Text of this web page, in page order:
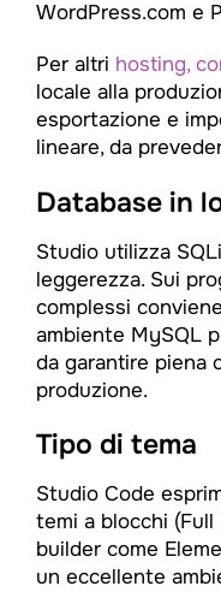
WordPress.com e
Per altri hosting,
locale alla
esportazione e
lineare, da
Database in
Studio utilizza
leggerezza. Sui
complessi
ambiente MySQL
da garantire piena
produzione.
Tipo di tema
Studio Code
temi a blocchi (Full
builder come
un eccellente